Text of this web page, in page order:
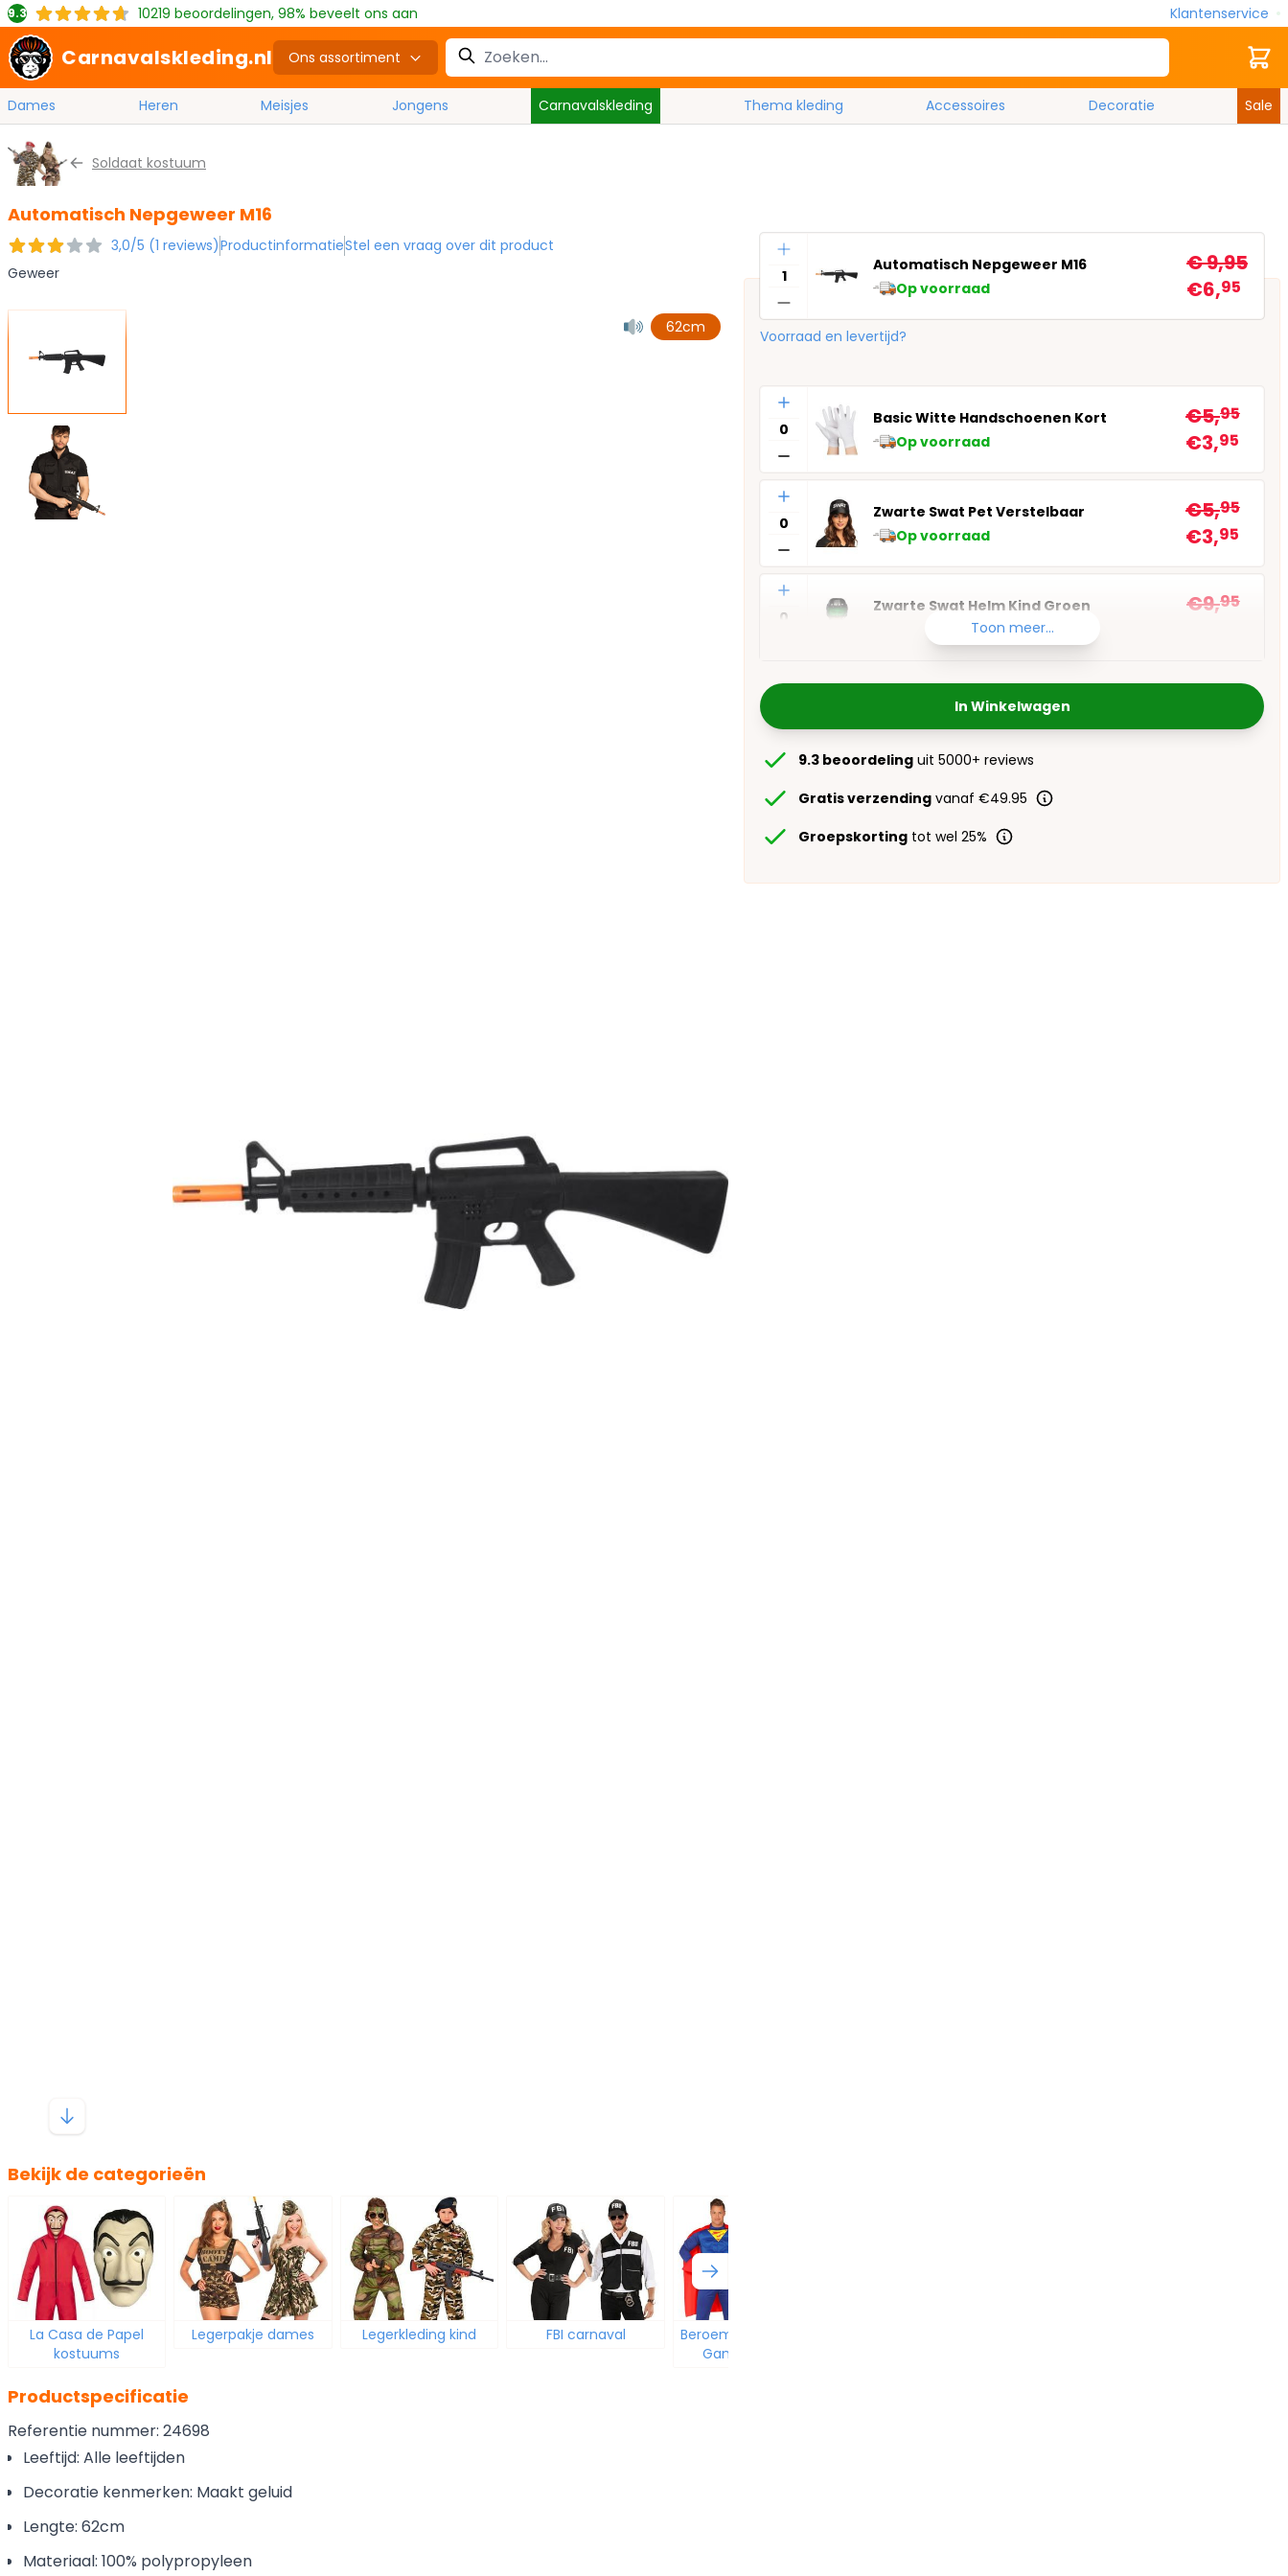
9.3 10219 beoordelingen, 98% beveelt ons aan Klantenservice
Carnavalskleding.nl Ons assortiment
Zoek Cart
Dames Heren Meisjes Jongens Carnavalskleding Thema kleding Accessoires Decoratie
Sale
Soldaat kostuum
Automatisch Nepgeweer M16
3,0/5 (1 reviews)ProductinformatieStel een vraag over dit product
Geweer
62cm
Aantal
Automatisch Nepgeweer M16
Op voorraad
€ 9,95
€6,95
Voorraad en levertijd?
Aantal
Basic Witte Handschoenen Kort
Op voorraad
€5,95
€3,95
Aantal
Zwarte Swat Pet Verstelbaar
Op voorraad
€5,95
€3,95
Aantal
Zwarte Swat Helm Kind Groen
Op voorraad
€9,95
Toon meer...
In Winkelwagen
9.3 beoordeling uit 5000+ reviews
Gratis verzending vanaf €49.95
Groepskorting tot wel 25%
Bekijk de categorieën
La Casa de Papel
kostuums
Legerpakje dames Legerkleding kind FBI carnaval
Beroemdheden Films
Games Muziek
Productspecificatie
Referentie nummer: 24698
Leeftijd: Alle leeftijden
Decoratie kenmerken: Maakt geluid
Lengte: 62cm
Materiaal: 100% polypropyleen